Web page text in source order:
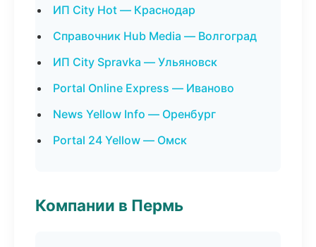
ИП City Hot — Краснодар
Справочник Hub Media — Волгоград
ИП City Spravka — Ульяновск
Portal Online Express — Иваново
News Yellow Info — Оренбург
Portal 24 Yellow — Омск
Компании в Пермь